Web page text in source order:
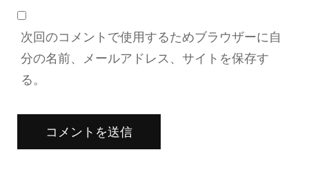
次回のコメントで使用するためブラウザーに自
分の名前、メールアドレス、サイトを保存す
る。